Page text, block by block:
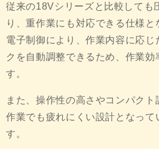
従来の18Vシリーズと比較しても
り、重作業にも対応できる仕様
電子制御により、作業内容に応
クを自動調整できるため、作業効
す。
また、操作性の高さやコンパク
作業でも疲れにくい設計となっ
す。